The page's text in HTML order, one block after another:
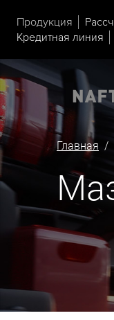
Продукция
Кредитная линия
Главная /